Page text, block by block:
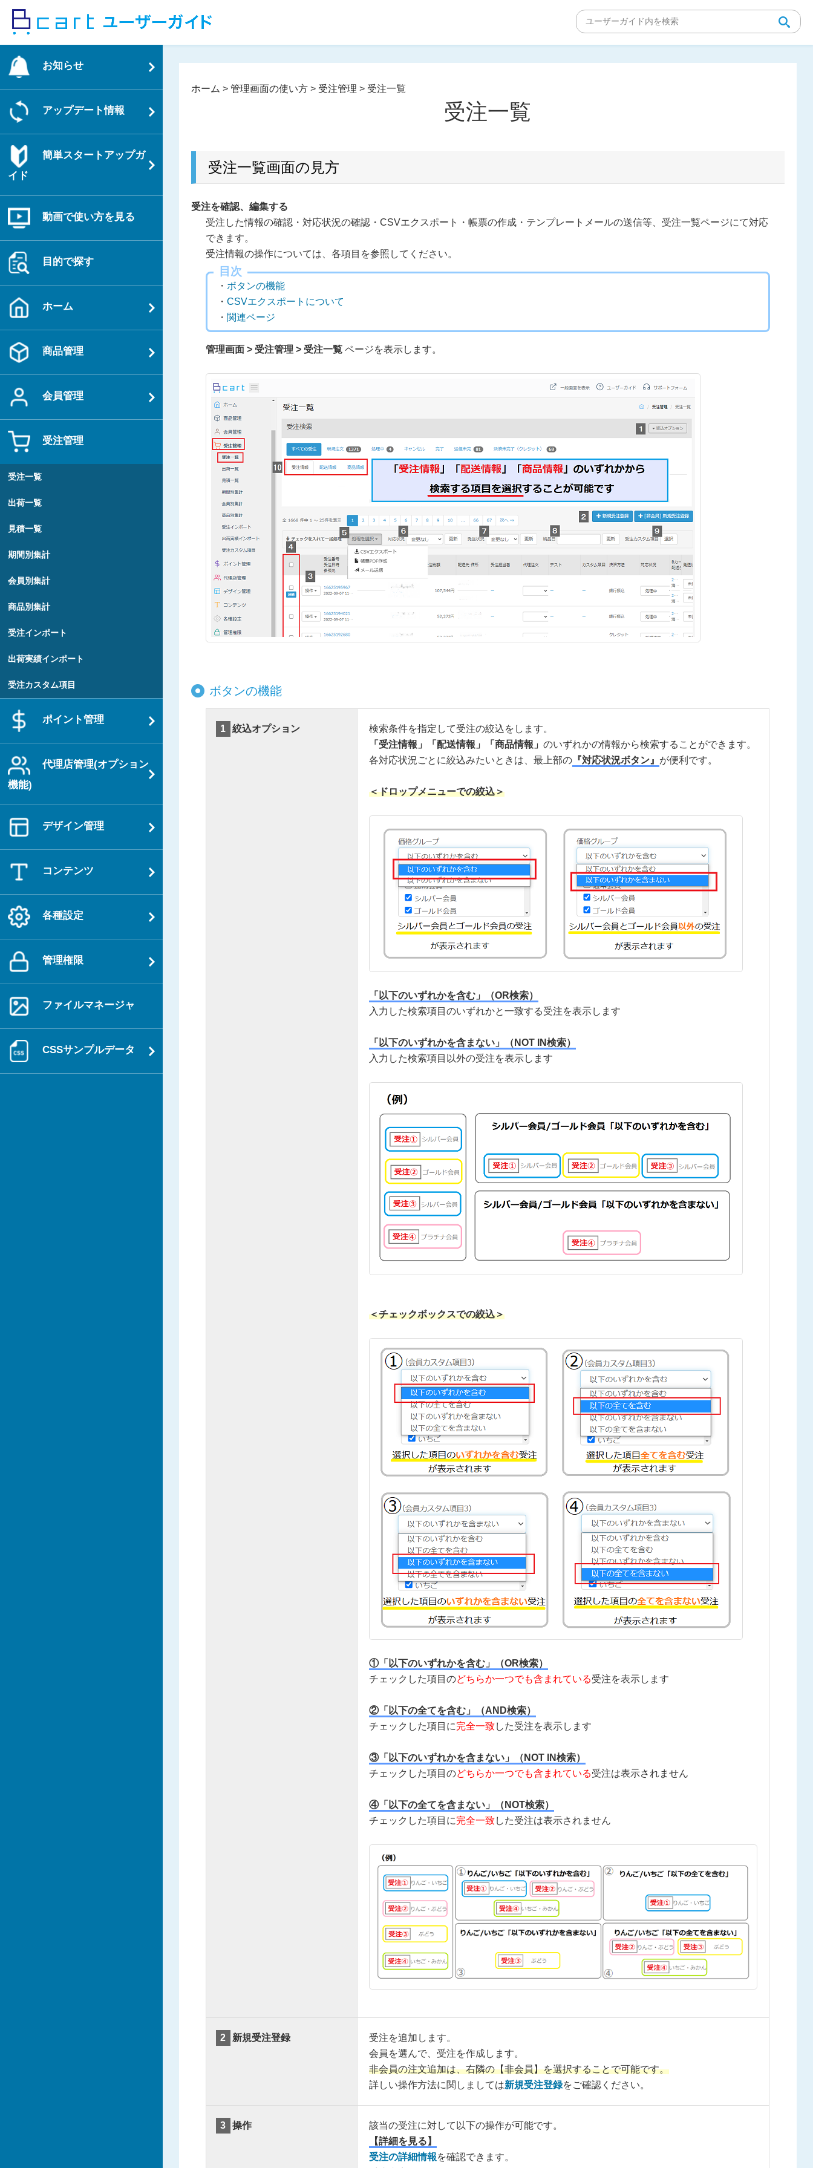
ッ
お知らせ
アップデート情報
簡単スタートアップガ
イド
動画で使い方を見る
目的で探す
ホーム
商品管理
会員管理
受注管理
受注一覧
出荷一覧
見積一覧
期間別集計
会員別集計
商品別集計
受注インポート
出荷実績インポート
受注カスタム項目
ポイント管理
代理店管理(オプション
機能)
デザイン管理
コンテンツ
各種設定
管理権限
ファイルマネージャ
CSSサンプルデータ
ホーム >管理画面の使い方 > 受注管理 > 受注一覧
受注一覧
受注一覧画面の見方
受注を確認、編集する
受注した情報の確認・対応状況の確認・CSVエクスポート・帳票の作成・テンプレートメールの送信等、受注一覧ページにて対応
できます。
受注情報の操作については、各項目を参照してください。
目次
・ ボタンの機能
・CSVエクスポートについて
・ 関連ページ
管理画面 > 受注管理 > 受注一覧 ページを表示します。
ボタンの機能
1 絞込オプション
検索条件を指定して受注の絞込をします。
「受注情報」「配送情報」「商品情報」 のいずれかの情報から検索することができます。
各対応状況ごとに絞込みたいときは、最上部の『対応状況ボタン』 が便利です。
＜ドロップメニューでの絞込＞
「以下のいずれかを含む」（OR検索）
入力した検索項目のいずれかと一致する受注を表示します
「以下のいずれかを含まない」（NOT IN検索）
入力した検索項目以外の受注を表示します
＜チェックボックスでの絞込＞
①「以下のいずれかを含む」（OR検索）
チェックした項目のどちらか一つでも含まれている受注を表示します
②「以下の全てを含む」（AND検索）
チェックした項目に完全一致した受注を表示します
③「以下のいずれかを含まない」（NOT IN検索）
チェックした項目のどちらか一つでも含まれている受注は表示されません
④「以下の全てを含まない」（NOT検索）
チェックした項目に完全一致した受注は表示されません
2 新規受注登録
受注を追加します。
会員を選んで、受注を作成します。
非会員の注文追加は、右隣の【非会員】を選択することで可能です。
詳しい操作方法に関しましては新規受注登録をご確認ください。
3 操作
該当の受注に対して以下の操作が可能です。
【詳細を見る】
受注の詳細情報を確認できます。